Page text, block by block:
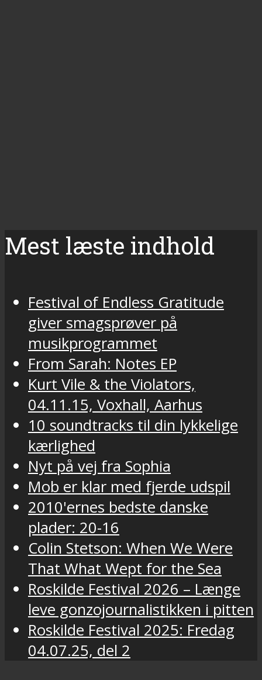
Mest læste indhold
Festival of Endless Gratitude
giver smagsprøver på
musikprogrammet
From Sarah: Notes EP
Kurt Vile & the Violators,
04.11.15, Voxhall, Aarhus
10 soundtracks til din lykkelige
kærlighed
Nyt på vej fra Sophia
Mob er klar med fjerde udspil
2010'ernes bedste danske
plader: 20-16
Colin Stetson: When We Were
That What Wept for the Sea
Roskilde Festival 2026 – Længe
leve gonzojournalistikken i pitten
Roskilde Festival 2025: Fredag
04.07.25, del 2